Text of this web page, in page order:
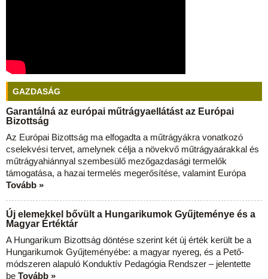
GAZDASÁG
Garantálná az európai műtrágyaellátást az Európai
Bizottság
Az Európai Bizottság ma elfogadta a műtrágyákra vonatkozó
cselekvési tervet, amelynek célja a növekvő műtrágyaárakkal és
műtrágyahiánnyal szembesülő mezőgazdasági termelők
támogatása, a hazai termelés megerősítése, valamint Európa
Tovább »
Új elemekkel bővült a Hungarikumok Gyűjteménye és a
Magyar Értéktár
A Hungarikum Bizottság döntése szerint két új érték került be a
Hungarikumok Gyűjteményébe: a magyar nyereg, és a Pető-
módszeren alapuló Konduktív Pedagógia Rendszer – jelentette
be Tovább »